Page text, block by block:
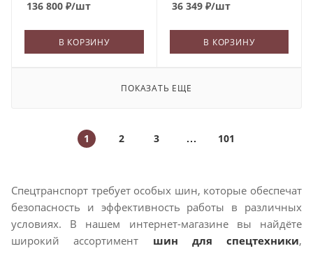
136 800 ₽/шт
В КОРЗИНУ
36 349₽/шт
В КОРЗИНУ
ПОКАЗАТЬ ЕЩЕ
1 2 3 101
Спецтранспорт требует особых шин, которые обеспечат
безопасность и эффективность работы в различных
условиях. В нашем интернет-магазине вы найдёте
широкий ассортимент шин для спецтехники,